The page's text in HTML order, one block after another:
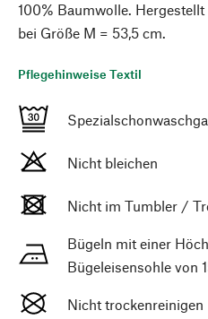
100% Baumwolle.
bei Größe M = 53,5 cm.
Pflegehinweise Textil
Nicht bleichen
Nicht im Tumbler /
Bügeln mit einer
Bügeleisensohle von
Nicht trockenreinigen